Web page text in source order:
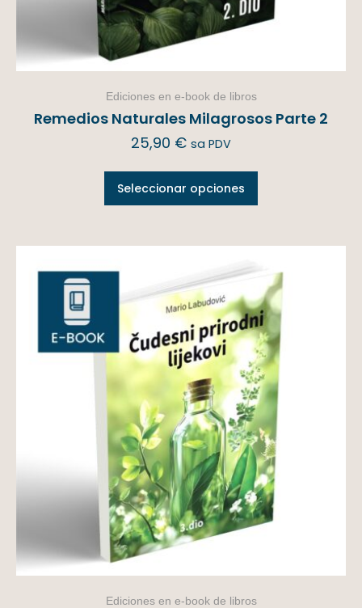
Ediciones en e-book de libros
Remedios Naturales Milagrosos Parte 2
25,90 € sa PDV
Seleccionar opciones
Ediciones en e-book de libros